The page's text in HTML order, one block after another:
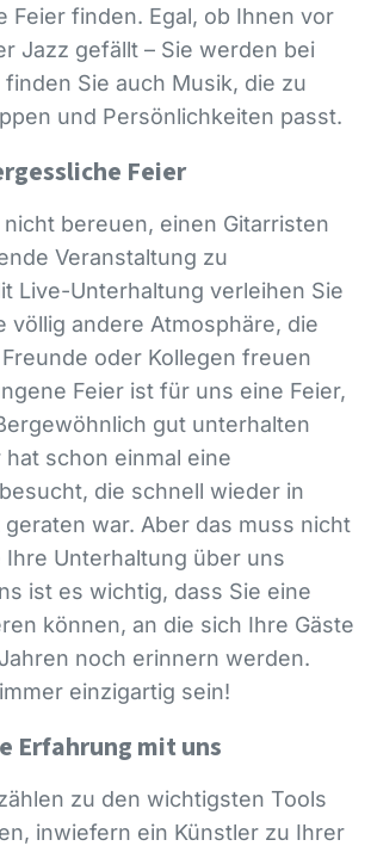
Feier finden. Egal, ob Ihnen vor
Jazz gefällt – Sie werden bei
Sie auch Musik, die zu
und Persönlichkeiten passt.
Feier
bereuen, einen Gitarristen
Veranstaltung zu
Live-Unterhaltung verleihen Sie
völlig andere Atmosphäre, die
oder Kollegen freuen
Feier ist für uns eine Feier,
gut unterhalten
schon einmal eine
die schnell wieder in
war. Aber das muss nicht
Ihre Unterhaltung über uns
ist es wichtig, dass Sie eine
können, an die sich Ihre Gäste
noch erinnern werden.
einzigartig sein!
Erfahrung mit uns
zu den wichtigsten Tools
inwiefern ein Künstler zu Ihrer